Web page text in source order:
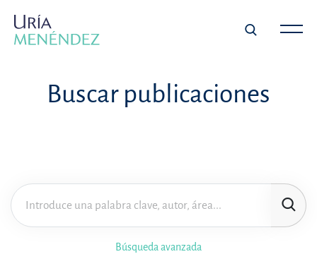
Buscar publicaciones
Búsqueda avanzada